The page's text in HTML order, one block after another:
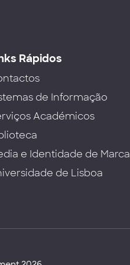
Rápidos
de Informação
Académicos
e Identidade de Marca
de Lisboa